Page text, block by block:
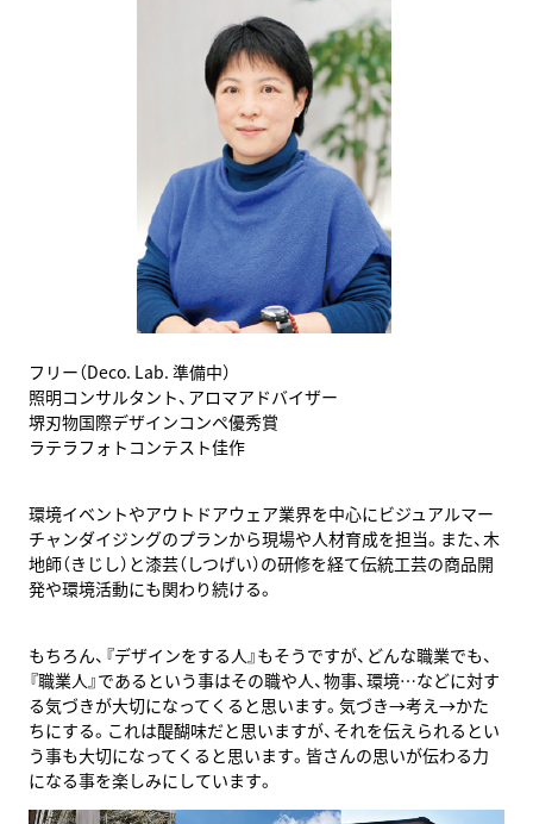
フリー（Deco. Lab. 準備中）
照明コンサルタント、アロマアドバイザー
堺刃物国際デザインコンペ優秀賞
ラテラフォトコンテスト佳作
環境イベントやアウトドアウェア業界を中心にビジュアルマー
チャンダイジングのプランから現場や人材育成を担当。また、木
地師（きじし）と漆芸（しつげい）の研修を経て伝統工芸の商品開
発や環境活動にも関わり続ける。
もちろん、『デザインをする人』もそうですが、どんな職業でも、
『職業人』であるという事はその職や人、物事、環境…などに対す
る気づきが大切になってくると思います。気づき→考え→かた
ちにする。これは醍醐味だと思いますが、それを伝えられるとい
う事も大切になってくると思います。皆さんの思いが伝わる力
になる事を楽しみにしています。